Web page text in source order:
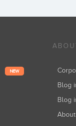
NEW
Blog
Blog